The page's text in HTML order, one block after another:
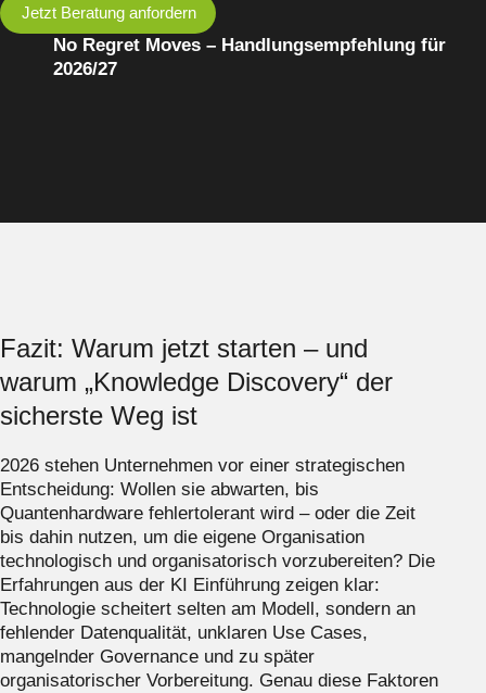
Jetzt Beratung anfordern
No Regret Moves – Handlungsempfehlung für
2026/27
Fazit: Warum jetzt starten – und
warum „Knowledge Discovery“ der
sicherste Weg ist
2026 stehen Unternehmen vor einer strategischen
Entscheidung: Wollen sie abwarten, bis
Quantenhardware fehlertolerant wird – oder die Zeit
bis dahin nutzen, um die eigene Organisation
technologisch und organisatorisch vorzubereiten? Die
Erfahrungen aus der KI Einführung zeigen klar:
Technologie scheitert selten am Modell, sondern an
fehlender Datenqualität, unklaren Use Cases,
mangelnder Governance und zu später
organisatorischer Vorbereitung. Genau diese Faktoren